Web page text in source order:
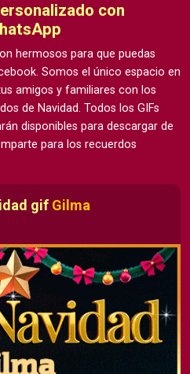
con
hermosos para que puedas
Somos el único espacio en
amigos y familiares con los
de Navidad. Todos los GIFs
disponibles para descargar de
para los recuerdos
gif Gilma